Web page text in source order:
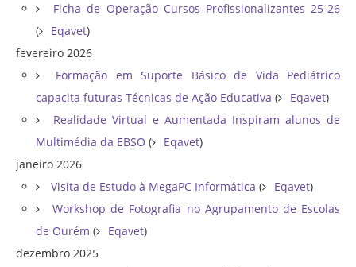
Ficha de Operação Cursos Profissionalizantes 25-26
(
Eqavet)
fevereiro 2026
Formação em Suporte Básico de Vida Pediátrico
capacita futuras Técnicas de Ação Educativa ( Eqavet)
Realidade Virtual e Aumentada Inspiram alunos de
Multimédia da EBSO ( Eqavet)
janeiro 2026
Visita de Estudo à MegaPC Informática ( Eqavet)
Workshop de Fotografia no Agrupamento de Escolas
de Ourém ( Eqavet)
dezembro 2025